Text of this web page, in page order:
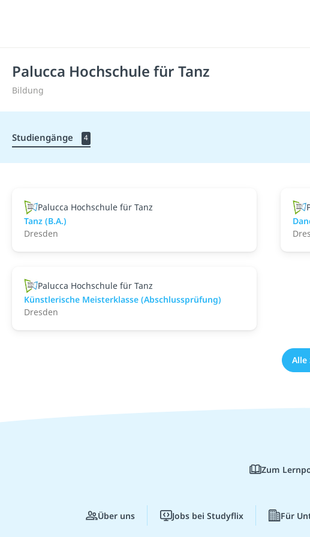
Palucca Hochschule für Tanz
Bildung
Studiengänge 4
Palucca Hochschule für Tanz
Tanz (B.A.)
Dresden
Palucca Hochschule für Tanz
Künstlerische Meisterklasse (Abschlussprüfung)
Dresden
Alle
Zum
Über uns Jobs bei Studyflix Für